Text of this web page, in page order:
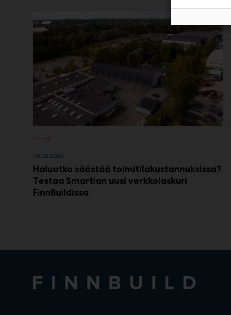
09.02.2026
Haluatko säästää toimitilakustannuksissa?
Testaa Smartian uusi verkkolaskuri
FinnBuildissa